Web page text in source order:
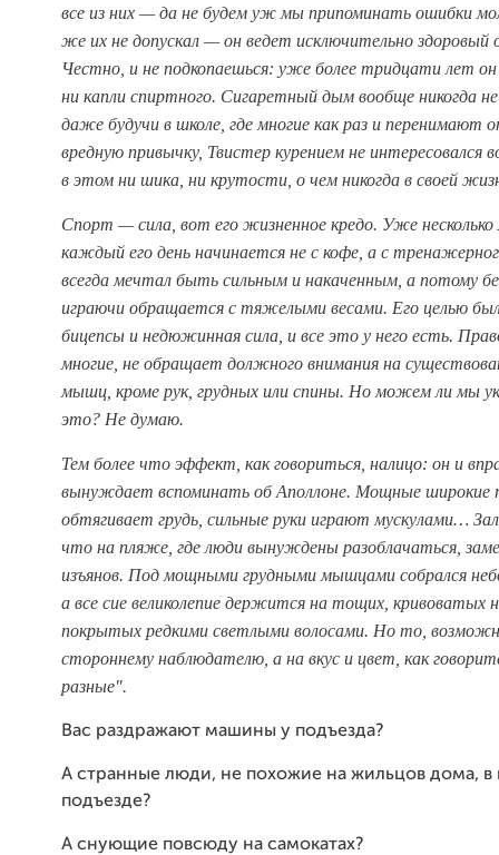
все из них — да не будем уж мы припоминать ошибки
же их не допускал — он ведет исключительно здоровый
Честно, и не подкопаешься: уже более тридцати лет
ни капли спиртного. Сигаретный дым вообще никогда
даже будучи в школе, где многие как раз и перенимают
вредную привычку, Твистер курением не интересовался
в этом ни шика, ни крутости, о чем никогда в своей
Спорт — сила, вот его жизненное кредо. Уже несколько
каждый его день начинается не с кофе, а с
всегда мечтал быть сильным и накаченным, а потому
играючи обращается с тяжелыми весами. Его целью
бицепсы и недюжинная сила, и все это у него есть.
многие, не обращает должного внимания на
мышц, кроме рук, грудных или спины. Но можем ли мы
это? Не думаю.
Тем более что эффект, как говориться, налицо: он и
вынуждает вспоминать об Аполлоне. Мощные широкие
обтягивает грудь, сильные руки играют мускулами…
что на пляже, где люди вынуждены разоблачаться,
изъянов. Под мощными грудными мышцами собрался
а все сие великолепие держится на тощих, кривоватых
покрытых редкими светлыми волосами. Но то,
стороннему наблюдателю, а на вкус и цвет, как
разные".
Вас раздражают машины у подъезда?
А странные люди, не похожие на жильцов дома, в
подъезде?
А снующие повсюду на самокатах?